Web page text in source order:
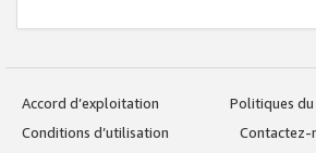
Accord d’exploitation
Politiques
Conditions d’utilisation
Contactez-